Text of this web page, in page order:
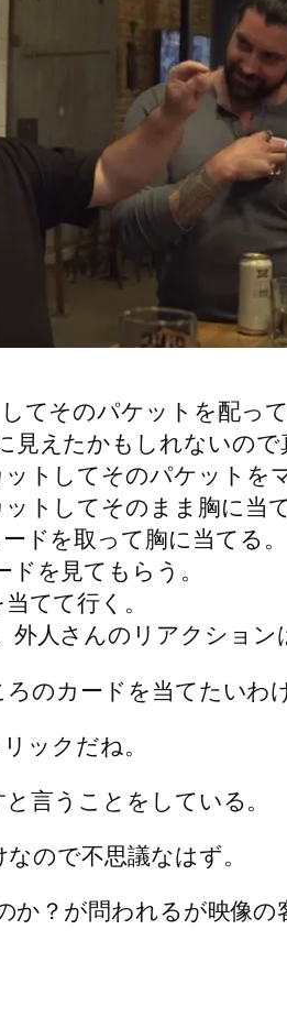
てそのパケットを配っ
えたかもしれないの
トしてそのパケットを
トしてそのまま胸に当て
ドを取って胸に当てる。
を見てもらう。
てて行く。
外人さんのリアクション
のカードを当てたいわ
ックだね。
言うことをしている。
ので不思議なはず。
か？が問われるが映像